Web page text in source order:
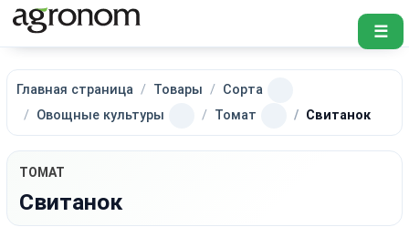
☰
Главная страница Товары
Сорта
Овощные культуры
Томат Свитанок
ТОМАТ
Свитанок